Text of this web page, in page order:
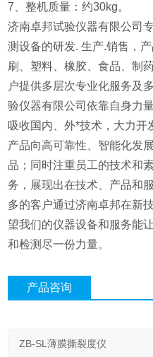
7、整机质量：约30kg。
济南卓邦试验仪器有限公司
测设备的研发. 生产.销售，
刷、塑料、橡胶、食品、制
户提供多层次专业化服务及
验仪器有限公司依靠自身力
吸收国内、外*技术，大力
产品向高可靠性、智能化发
品；同时注重员工的技术和
务，展现出在技术、产品和
多的客户通过济南卓邦在新
望我们的仪器设备和服务能
和检测尽一份力量。
产品咨询